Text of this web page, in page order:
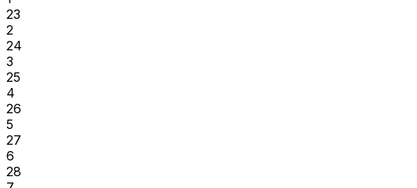
23
2
24
3
25
4
26
5
27
6
28